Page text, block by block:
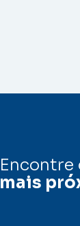
Encontre
mais